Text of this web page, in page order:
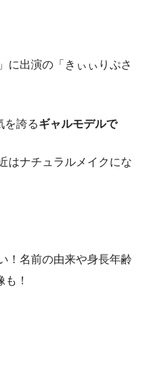
に出演の「きぃぃりぷさ
を誇るギャルモデルで
はナチュラルメイクにな
！名前の由来や身長年齢
！